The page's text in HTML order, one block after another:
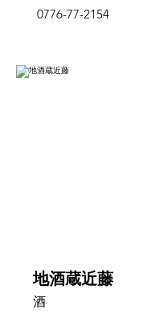
0776-77-2154
地酒蔵近藤
酒